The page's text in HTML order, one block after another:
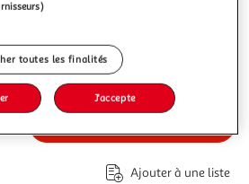
15,40€
Ajouter à une liste
toutes les finalités
J'accepte